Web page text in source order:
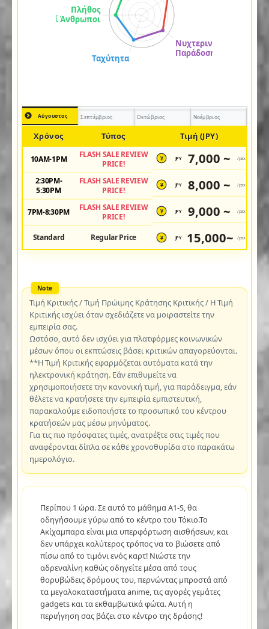
Αύγουστος Σεπτέμβριος Οκτώβριος Νοέμβριος
Χρόνος Τύπος Τιμή (JPY)
10AM-1PM
FLASH SALE REVIEW
PRICE!
¥ JPY 7,000 ~ /pax
2:30PM-
5:30PM
FLASH SALE REVIEW
PRICE!
¥ JPY 8,000 ~ /pax
7PM-8:30PM
FLASH SALE REVIEW
PRICE!
¥ JPY 9,000 ~ /pax
Standard Regular Price ¥ JPY 15,000~ /pax
Τιμή Κριτικής / Τιμή Πρώιμης Κράτησης Κριτικής / Η Τιμή
Κριτικής ισχύει όταν σχεδιάζετε να μοιραστείτε την
εμπειρία σας.
Ωστόσο, αυτό δεν ισχύει για πλατφόρμες κοινωνικών
μέσων όπου οι εκπτώσεις βάσει κριτικών απαγορεύονται.
**Η Τιμή Κριτικής εφαρμόζεται αυτόματα κατά την
ηλεκτρονική κράτηση. Εάν επιθυμείτε να
χρησιμοποιήσετε την κανονική τιμή, για παράδειγμα, εάν
θέλετε να κρατήσετε την εμπειρία εμπιστευτική,
παρακαλούμε ειδοποιήστε το προσωπικό του κέντρου
κρατήσεών μας μέσω μηνύματος.
Για τις πιο πρόσφατες τιμές, ανατρέξτε στις τιμές που
αναφέρονται δίπλα σε κάθε χρονοθυρίδα στο παρακάτω
ημερολόγιο.
Περίπου 1 ώρα. Σε αυτό το μάθημα A1-S, θα
οδηγήσουμε γύρω από το κέντρο του Τόκιο.Το
Ακίχαμπαρα είναι μια υπερφόρτωση αισθήσεων, και
δεν υπάρχει καλύτερος τρόπος να το βιώσετε από
πίσω από το τιμόνι ενός καρτ! Νιώστε την
αδρεναλίνη καθώς οδηγείτε μέσα από τους
θορυβώδεις δρόμους του, περνώντας μπροστά από
τα μεγαλοκαταστήματα anime, τις αγορές γεμάτες
gadgets και τα εκθαμβωτικά φώτα. Αυτή η
περιήγηση σας βάζει στο κέντρο της δράσης!